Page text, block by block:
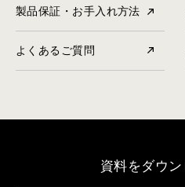
製品保証・お手入れ方法
よくあるご質問
資料をダウ